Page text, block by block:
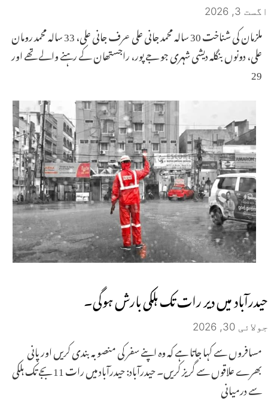
اگست 3, 2026
ملزمان کی شناخت 30 سالہ محمد جانی علی عرف جانی علی، 33 سالہ محمد رومان
علی، دونوں بنگلہ دیشی شہری جو جے پور، راجستھان کے رہنے والے تھے اور
29
حیدرآباد میں دیر رات تک ہلکی بارش ہوگی۔
جولائی 30, 2026
مسافروں سے کہا جاتا ہے کہ وہ اپنے سفر کی منصوبہ بندی کریں اور پانی
بھرے علاقوں سے گریز کریں۔ حیدرآباد: حیدرآباد میں رات 11 بجے تک ہلکی
سے درمیانی